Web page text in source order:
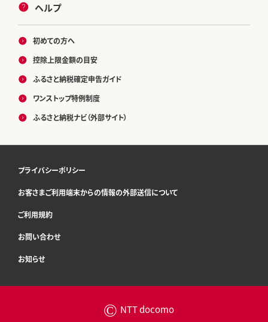
ヘルプ
初めての方へ
控除上限金額の目安
ふるさと納税確定申告ガイド
ワンストップ特例制度
ふるさと納税ナビ（外部サイト）
プライバシーポリシー
お客さまご利用端末からの情報の外部送信について
ご利用規約
お問い合わせ
お知らせ
© NTT docomo